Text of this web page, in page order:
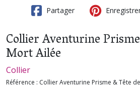
Partager
Collier Aventurine
Mort Ailée
Collier
Référence : Collier Aventurine Prisme & Tête